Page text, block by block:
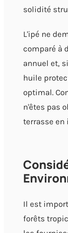
solidité
L'ipé ne
comparé à
annuel et,
huile
optimal.
n'êtes pas
terrasse en
Il est
forêts